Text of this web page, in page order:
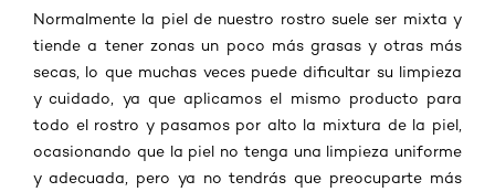
Normalmente la piel de nuestro rostro suele ser mixta y
tiende a tener zonas un poco más grasas y otras más
secas, lo que muchas veces puede dificultar su limpieza
y cuidado, ya que aplicamos el mismo producto para
todo el rostro y pasamos por alto la mixtura de la piel,
ocasionando que la piel no tenga una limpieza uniforme
y adecuada, pero ya no tendrás que preocuparte más